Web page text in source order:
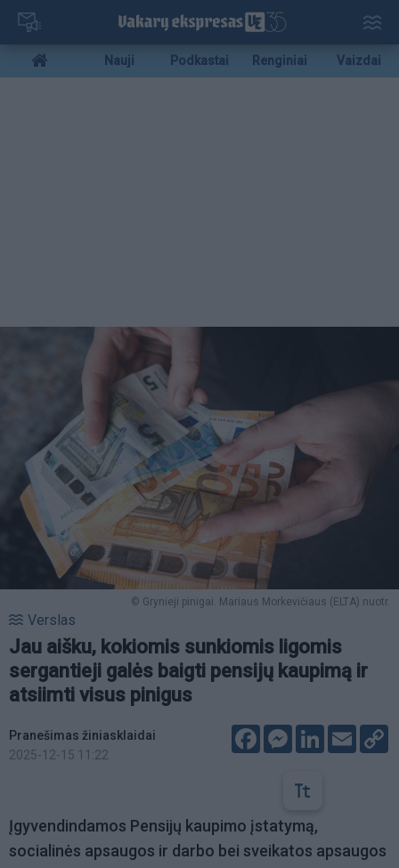
Pereiti
pagrindinį
turinį
Mobile
menu
Nauji Podkastai Renginiai Vaizdai
© Grynieji pinigai. Mariaus Morkevičiaus (ELTA) nuotr.
Verslas
Jau aišku, kokiomis sunkiomis ligomis
sergantieji galės baigti pensijų kaupimą ir
atsiimti visus pinigus
Pranešimas žiniasklaidai
2025-12-15 11:22
FacebookMessenger
LinkedIn
Email
Įgyvendindamos Pensijų kaupimo įstatymą,
socialinės apsaugos ir darbo bei sveikatos apsaugos